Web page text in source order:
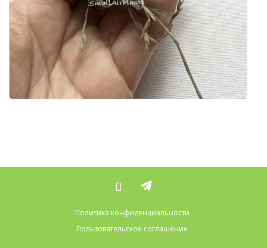
Политика конфиденциальности
Пользовательское соглашение